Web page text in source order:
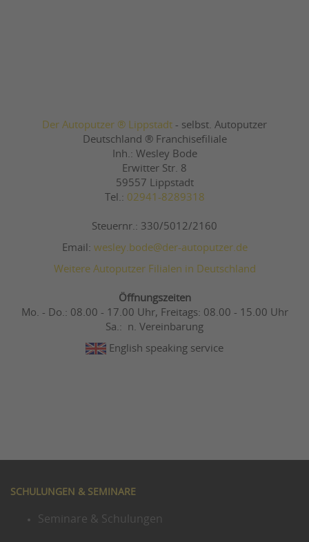
Der Autoputzer ® Lippstadt - selbst. Autoputzer
Deutschland ® Franchisefiliale
Inh.: Wesley Bode
Erwitter Str. 8
59557 Lippstadt
Tel.: 02941-8289318
Steuernr.: 330/5012/2160
Email: wesley.bode@der-autoputzer.de
Weitere Autoputzer Filialen in Deutschland
Öffnungszeiten
Mo. - Do.: 08.00 - 17.00 Uhr, Freitags: 08.00 - 15.00 Uhr
Sa.: n. Vereinbarung
English speaking service
SCHULUNGEN & SEMINARE
Seminare & Schulungen